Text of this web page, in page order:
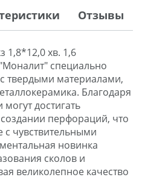
Отзывы
1,8*12,0 хв. 1,6
специально
твердыми материалами,
Благодаря
достигать
перфораций, что
чувствительными
новинка
сколов и
великолепное качество